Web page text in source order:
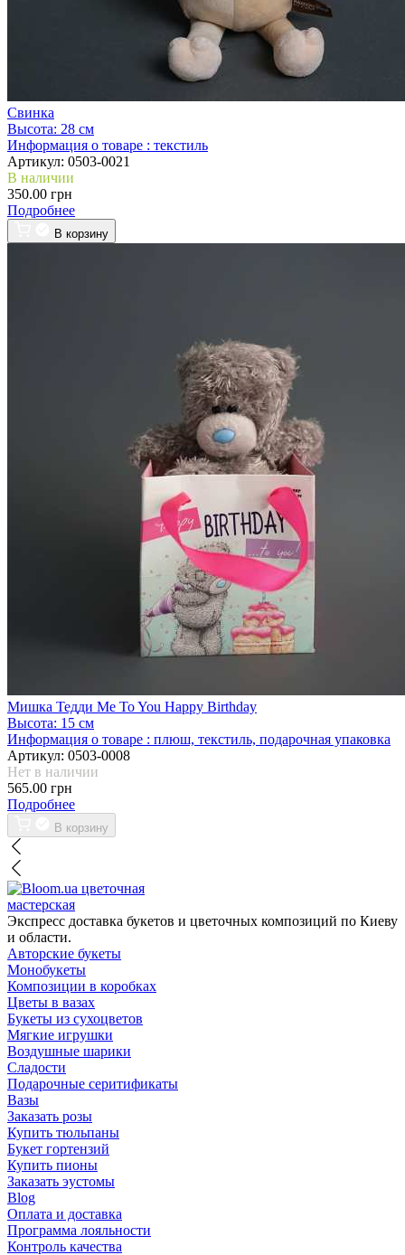
Свинка
Высота: 28 см
Информация о товаре : текстиль
Артикул: 0503-0021
В наличии
350.00 грн
Подробнее
В корзину
Мишка Тедди Me To You Happy Birthday
Высота: 15 см
Информация о товаре : плюш, текстиль, подарочная упаковка
Артикул: 0503-0008
Нет в наличии
565.00 грн
Подробнее
В корзину
цветочная
мастерская
Экспресс доставка букетов и цветочных композиций по Киеву
и области.
Авторские букеты
Монобукеты
Композиции в коробках
Цветы в вазах
Букеты из сухоцветов
Мягкие игрушки
Воздушные шарики
Сладости
Подарочные серитификаты
Вазы
Заказать розы
Купить тюльпаны
Букет гортензий
Купить пионы
Заказать эустомы
Blog
Оплата и доставка
Программа лояльности
Контроль качества